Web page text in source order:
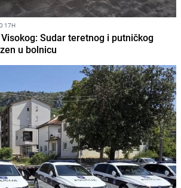
17H
Sudar teretnog i putničkog
u bolnicu